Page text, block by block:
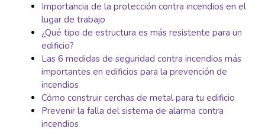
Importancia de la protección contra incendios en el
lugar de trabajo
¿Qué tipo de estructura es más resistente para un
edificio?
Las 6 medidas de seguridad contra incendios más
importantes en edificios para la prevención de
incendios
Cómo construir cerchas de metal para tu edificio
Prevenir la falla del sistema de alarma contra
incendios